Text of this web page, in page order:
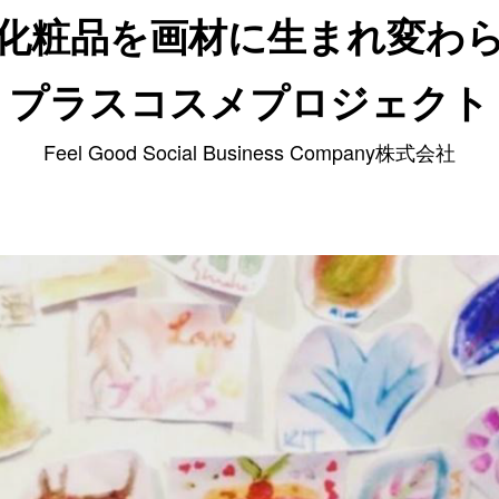
粧品を画材に生まれ変わ
プラスコスメプロジェクト
Feel Good Social Business Company株式会社